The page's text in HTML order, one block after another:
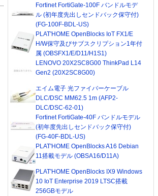
Fortinet FortiGate-100F バンドルモデ
ル (初年度先出しセンドバック保守付)
(FG-100F-BDL-US)
PLAT'HOME OpenBlocks IoT FX1/E
H/W保守及びサブスクリプション1年付
属 (OBSFX1/E/D11/H1S1)
LENOVO 20X2SC8G00 ThinkPad L14
Gen2 (20X2SC8G00)
エイム電子 光ファイバーケーブル
DLC/DSC MM62.5 1m (AFP2-
DLC/DSC-62-01)
Fortinet FortiGate-40F バンドルモデル
(初年度先出しセンドバック保守付)
(FG-40F-BDL-US)
PLAT'HOME OpenBlocks A16 Debian
11搭載モデル (OBSA16/D11A)
PLAT'HOME OpenBlocks IX9 Windows
10 IoT Enterprise 2019 LTSC搭載
256GBモデル